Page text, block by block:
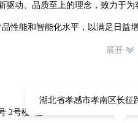
驱动、品质至上的理念，致力于
性能和智能化水平，以满足日益
能源科技有限公司将继续砥砺前
展开
2号楼2楼
湖北省孝感市孝南区长征